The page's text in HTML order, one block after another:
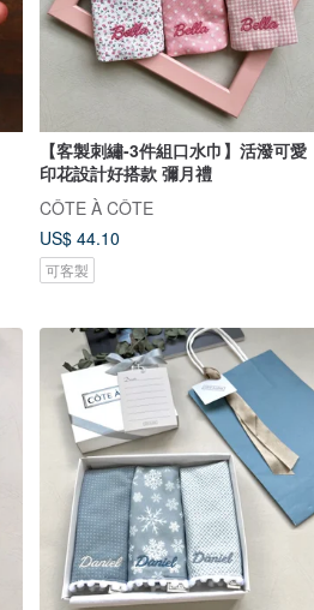
【客製刺繡-3件組口水巾】活潑可愛
印花設計好搭款 彌月禮
CÔTE À CÔTE
US$ 44.10
可客製